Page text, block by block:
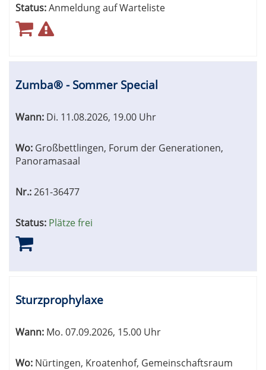
Status:Anmeldung auf Warteliste
Zumba® - Sommer Special
Wann: Di. 11.08.2026, 19.00 Uhr
Wo: Großbettlingen, Forum der Generationen,
Panoramasaal
Nr.:261-36477
Status: Plätze frei
Sturzprophylaxe
Wann: Mo. 07.09.2026, 15.00 Uhr
Wo: Nürtingen, Kroatenhof, Gemeinschaftsraum